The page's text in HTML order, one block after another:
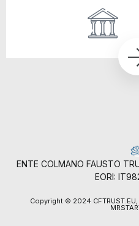
ENTE COLMANO FAUSTO
EORI:
Copyright © 2024